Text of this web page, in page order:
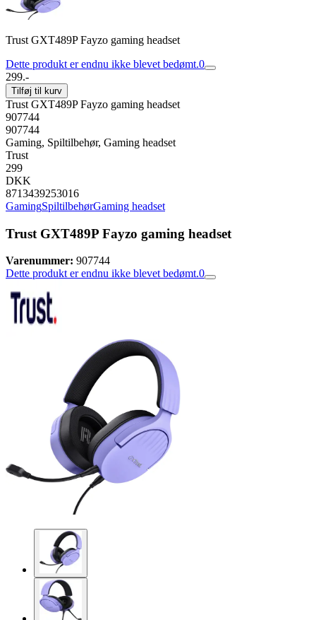
Trust GXT489P Fayzo gaming headset
Dette produkt er endnu ikke blevet bedømt.0
299.-
Tilføj til kurv
Trust GXT489P Fayzo gaming headset
907744
907744
Gaming, Spiltilbehør, Gaming headset
Trust
299
DKK
8713439253016
GamingSpiltilbehørGaming headset
Trust GXT489P Fayzo gaming headset
Varenummer: 907744
Dette produkt er endnu ikke blevet bedømt.0